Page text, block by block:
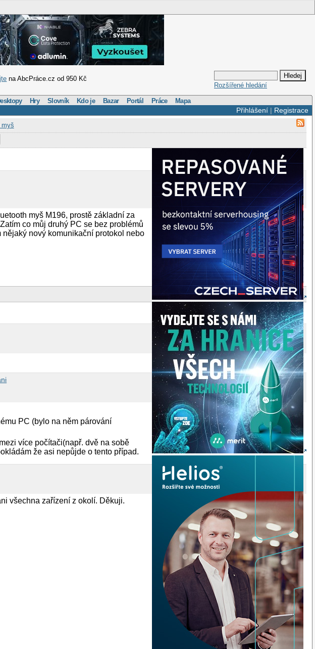
na AbcPráce.cz od 950 Kč
Rozšířené hledání
Hry Slovník Kdo je Bazar Portál Práce Mapa
Přihlášení| Registrace
myš
myš M196, prostě základní za
co můj druhý PC se bez problémů
nový komunikační protokol nebo
PC (bylo na něm párování
více počítači(např. dvě na sobě
že asi nepůjde o tento případ.
všechna zařízení z okolí. Děkuji.